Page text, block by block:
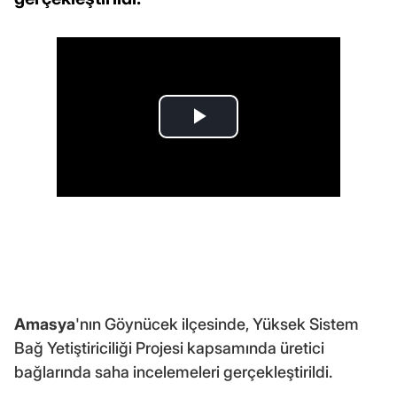
Amasya'nın Göynücek ilçesinde, Yüksek Sistem
Bağ Yetiştiriciliği Projesi kapsamında üretici
bağlarında saha incelemeleri gerçekleştirildi.